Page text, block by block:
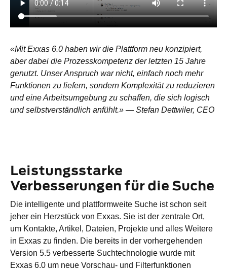
«Mit Exxas 6.0 haben wir die Plattform neu konzipiert,
aber dabei die Prozesskompetenz der letzten 15 Jahre
genutzt. Unser Anspruch war nicht, einfach noch mehr
Funktionen zu liefern, sondern Komplexität zu reduzieren
und eine Arbeitsumgebung zu schaffen, die sich logisch
und selbstverständlich anfühlt.» — Stefan Dettwiler, CEO
Leistungsstarke
Verbesserungen für die Suche
Die intelligente und plattformweite Suche ist schon seit
jeher ein Herzstück von Exxas. Sie ist der zentrale Ort,
um Kontakte, Artikel, Dateien, Projekte und alles Weitere
in Exxas zu finden. Die bereits in der vorhergehenden
Version 5.5 verbesserte Suchtechnologie wurde mit
Exxas 6.0 um neue Vorschau- und Filterfunktionen